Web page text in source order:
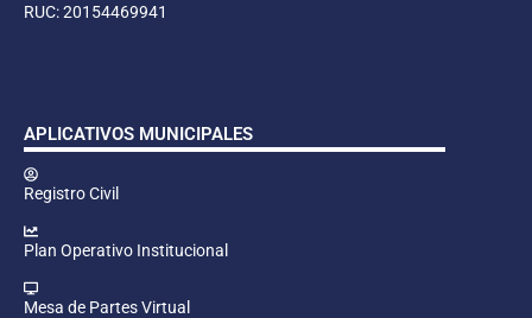
RUC: 20154469941
APLICATIVOS MUNICIPALES
Registro Civil
Plan Operativo Institucional
Mesa de Partes Virtual